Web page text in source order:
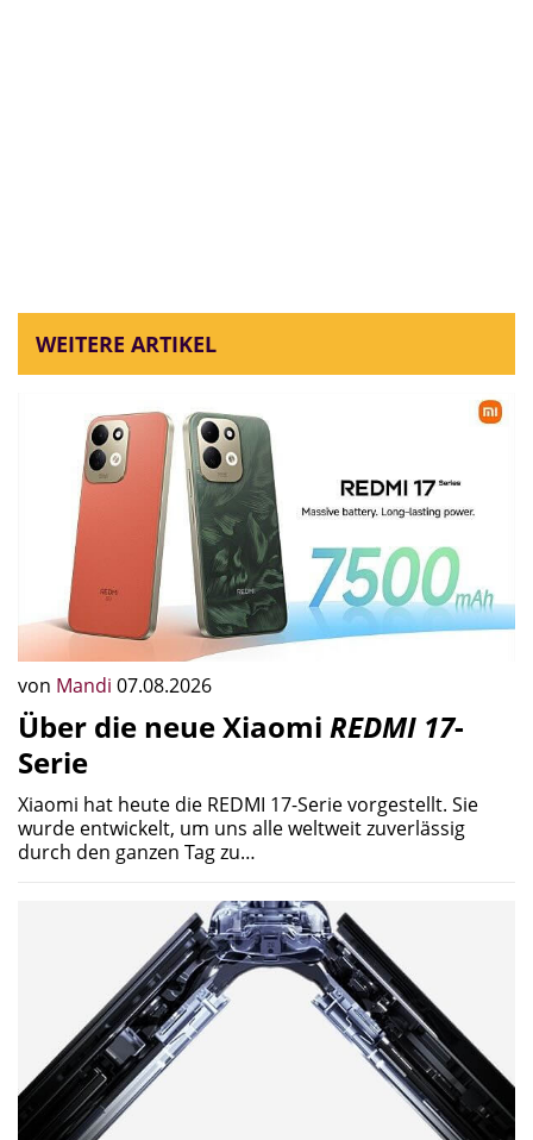
WEITERE ARTIKEL
von Mandi 07.08.2026
Über die neue Xiaomi REDMI 17-
Serie
Xiaomi hat heute die REDMI 17-Serie vorgestellt. Sie
wurde entwickelt, um uns alle weltweit zuverlässig
durch den ganzen Tag zu…